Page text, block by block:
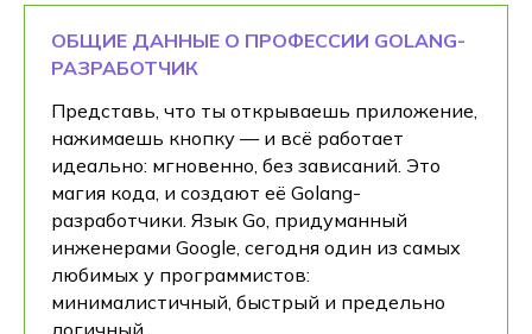
ОБЩИЕ ДАННЫЕ О ПРОФЕССИИ GOLANG-
РАЗРАБОТЧИК
Представь, что ты открываешь приложение,
нажимаешь кнопку — и всё работает
идеально: мгновенно, без зависаний. Это
магия кода, и создают её Golang-
разработчики. Язык Go, придуманный
инженерами Google, сегодня один из самых
любимых у программистов:
минималистичный, быстрый и предельно
логичный.